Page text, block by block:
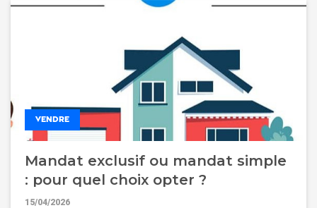
VENDRE
Mandat exclusif ou mandat simple
: pour quel choix opter ?
15/04/2026